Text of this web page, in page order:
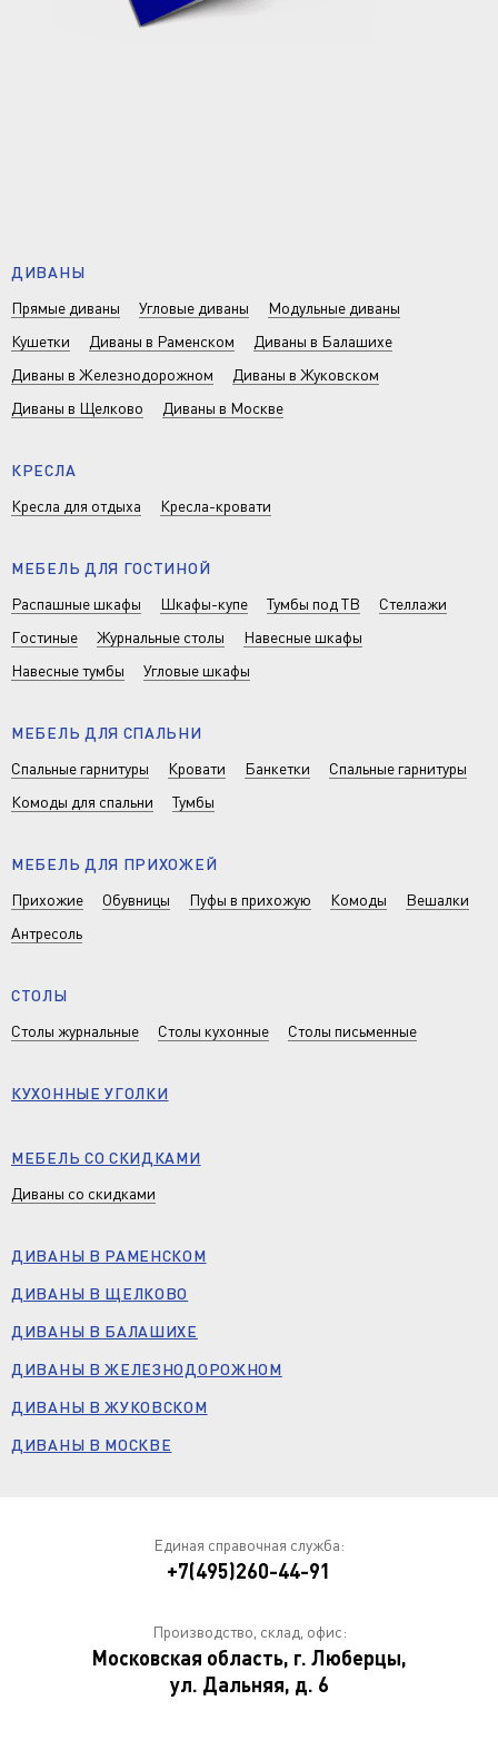
ДИВАНЫ
Прямые диваны
Угловые диваны
Модульные диваны
Кушетки
Диваны в Раменском
Диваны в Балашихе
Диваны в Железнодорожном
Диваны в Жуковском
Диваны в Щелково
Диваны в Москве
КРЕСЛА
Кресла для отдыха
Кресла-кровати
МЕБЕЛЬ ДЛЯ ГОСТИНОЙ
Распашные шкафы
Шкафы-купе Тумбы под ТВ
Стеллажи
Гостиные
Журнальные столы
Навесные шкафы
Навесные тумбы
Угловые шкафы
МЕБЕЛЬ ДЛЯ СПАЛЬНИ
Спальные гарнитуры
Кровати Банкетки
Спальные гарнитуры
Комоды для спальни
Тумбы
МЕБЕЛЬ ДЛЯ ПРИХОЖЕЙ
Прихожие
Обувницы Пуфы в прихожую Комоды
Вешалки
Антресоль
СТОЛЫ
Столы журнальные
Столы кухонные Столы письменные
КУХОННЫЕ УГОЛКИ
МЕБЕЛЬ СО СКИДКАМИ
Диваны со скидками
ДИВАНЫ В РАМЕНСКОМ
ДИВАНЫ В ЩЕЛКОВО
ДИВАНЫ В БАЛАШИХЕ
ДИВАНЫ В ЖЕЛЕЗНОДОРОЖНОМ
ДИВАНЫ В ЖУКОВСКОМ
ДИВАНЫ В МОСКВЕ
Единая справочная служба:
+7(495)260-44-91
Производство, склад, офис:
Московская область, г. Люберцы,
ул. Дальняя, д. 6